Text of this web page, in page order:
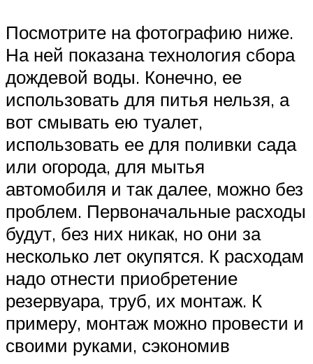
Посмотрите на фотографию ниже.
На ней показана технология сбора
дождевой воды. Конечно, ее
использовать для питья нельзя, а
вот смывать ею туалет,
использовать ее для поливки сада
или огорода, для мытья
автомобиля и так далее, можно без
проблем. Первоначальные расходы
будут, без них никак, но они за
несколько лет окупятся. К расходам
надо отнести приобретение
резервуара, труб, их монтаж. К
примеру, монтаж можно провести и
своими руками, сэкономив